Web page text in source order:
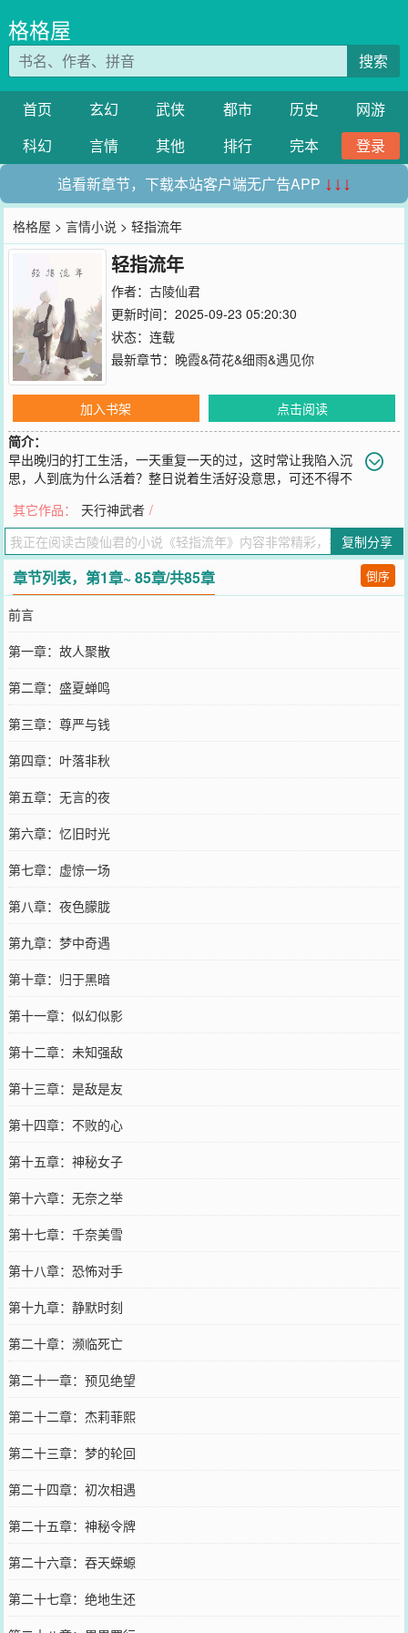
格格屋
搜索
首页 玄幻 武侠 都市 历史
网游
科幻
言情 其他 排行 完本
登录
追看新章节，下载本站客户端无广告APP ↓↓↓
格格屋 >言情小说 > 轻指流年
轻指流年
作者： 古陵仙君
更新时间：2025-09-23 05:20:30
状态：连载
最新章节： 晚霞&荷花&细雨&遇见你
加入书架
点击阅读
简介：
早出晚归的打工生活，一天重复一天的过，这时常让我陷入沉
思，人到底为什么活着？整日说着生活好没意思，可还不得不
个拆字，高昂的房价，让无数人背上了几十年的还款之路，难道活着
真的就应该这么累吗？本书以底层普通人的视角，来审视现实，从残
酷的现实中，寻求为何而活的答案！
您要是觉得《 轻指流年 》还不错的话请不要忘记向您QQ群和微博微信
里的朋友推荐哦！
其它作品： 天行神武者 /
复制分享
章节列表，第1章~ 85章/共85章 倒序
前言
第一章：故人聚散
第二章：盛夏蝉鸣
第三章：尊严与钱
第四章：叶落非秋
第五章：无言的夜
第六章：忆旧时光
第七章：虚惊一场
第八章：夜色朦胧
第九章：梦中奇遇
第十章：归于黑暗
第十一章：似幻似影
第十二章：未知强敌
第十三章：是敌是友
第十四章：不败的心
第十五章：神秘女子
第十六章：无奈之举
第十七章：千奈美雪
第十八章：恐怖对手
第十九章：静默时刻
第二十章：濒临死亡
第二十一章：预见绝望
第二十二章：杰莉菲熙
第二十三章：梦的轮回
第二十四章：初次相遇
第二十五章：神秘令牌
第二十六章：吞天蝾螈
第二十七章：绝地生还